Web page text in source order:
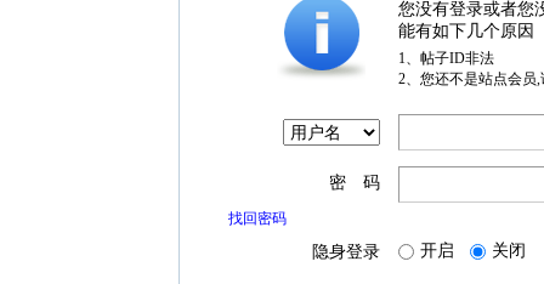
您没有登录或者您
能有如下几个原因
1、帖子ID非法
2、您还不是站点会员
密 码
找回密码
隐身登录 开启 关闭